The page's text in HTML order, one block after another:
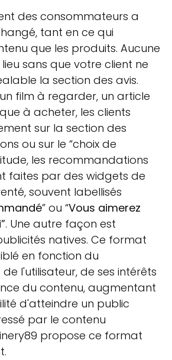
des consommateurs a
tant en ce qui
que les produits. Aucune
sans que votre client ne
la section des avis.
film à regarder, un article
à acheter, les clients
sur la section des
ou sur le “choix de
les recommandations
faites par des widgets de
souvent labellisés
” ou “Vous aimerez
. Une autre façon est
natives. Ce format
en fonction du
l'utilisateur, de ses intérêts
du contenu, augmentant
d'atteindre un public
par le contenu
propose ce format